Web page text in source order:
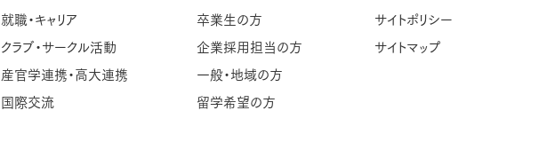
就職・キャリア
クラブ・サークル活動
産官学連携・高大連携
国際交流
卒業生の方
企業採用担当の方
一般・地域の方
留学希望の方
サイトポリシー
サイトマップ